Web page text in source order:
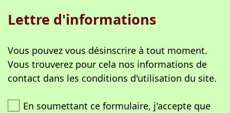
Lettre d'informations
Vous pouvez vous désinscrire à tout moment.
Vous trouverez pour cela nos informations de
contact dans les conditions d'utilisation du site.
En soumettant ce formulaire, j'accepte que